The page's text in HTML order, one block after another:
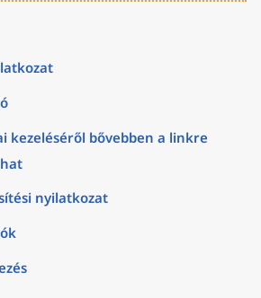
kezeléséről bővebben a linkre
nyilatkozat